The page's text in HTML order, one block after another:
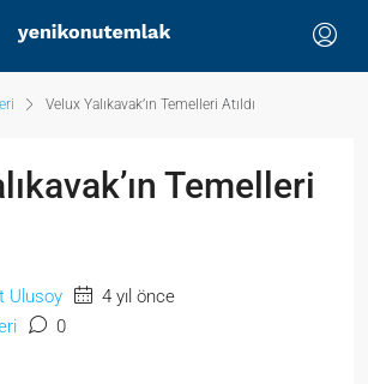
Velux Yalıkavak’ın Temelleri Atıldı
Temelleri
Ulusoy
4 yıl önce
0